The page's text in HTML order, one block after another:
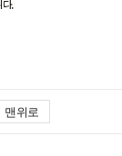
맨위로